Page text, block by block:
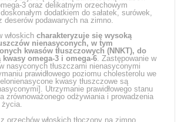
3 oraz delikatnym orzechowym
dodatkiem do sałatek, surówek,
deserów podawanych na zimno.
włoskich charakteryzuje się wysoką
nienasyconych, w tym
kwasów tłuszczowych (NNKT), do
kwasy omega-3 i omega-6. Zastępowanie w
nasyconych tłuszczami nienasyconymi
prawidłowego poziomu cholesterolu we
kwasy tłuszczowe są
Utrzymanie prawidłowego stanu
zrównoważonego odżywiania i prowadzenia
życia.
orzechów włoskich tłoczony na zimno,